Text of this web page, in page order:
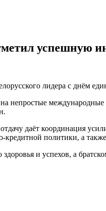
успешную
лидера с днём
непростые
даёт координация
политики, а
и успехов, а